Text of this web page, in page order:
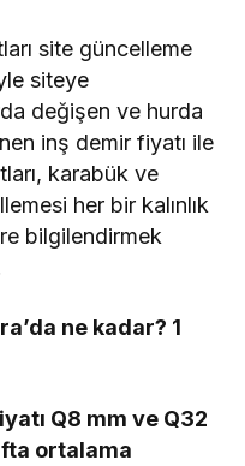
site güncelleme
siteye
değişen ve hurda
inş demir fiyatı ile
karabük ve
her bir kalınlık
bilgilendirmek
ne kadar? 1
Q8 mm ve Q32
ortalama